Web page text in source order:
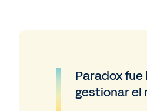
Paradox
gestionar el